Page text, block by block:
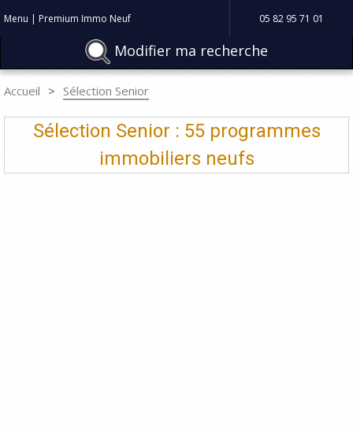
Menu | Premium Immo Neuf 05 82 95 71 01
Modifier ma recherche
Accueil Sélection Senior
Sélection Senior : 55 programmes
immobiliers neufs